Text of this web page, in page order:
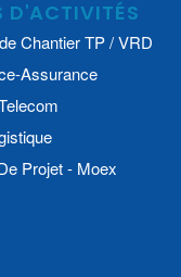
D'ACTIVITÉS
Chantier TP / VRD
Assurance
Projet - Moex